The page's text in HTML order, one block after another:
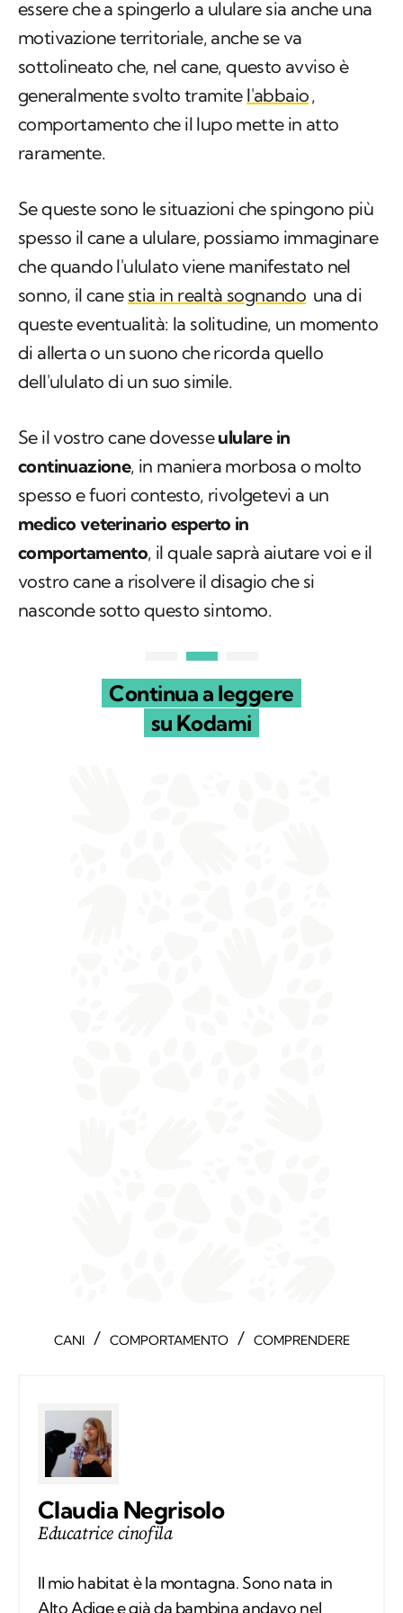
essere che a spingerlo a ululare sia anche una
motivazione territoriale, anche se va
sottolineato che, nel cane, questo avviso è
generalmente svolto tramite l'abbaio,
comportamento che il lupo mette in atto
raramente.
Se queste sono le situazioni che spingono più
spesso il cane a ululare, possiamo immaginare
che quando l'ululato viene manifestato nel
sonno, il cane stia in realtà sognando una di
queste eventualità: la solitudine, un momento
di allerta o un suono che ricorda quello
dell'ululato di un suo simile.
Se il vostro cane dovesseululare in
continuazione, in maniera morbosa o molto
spesso e fuori contesto, rivolgetevi a un
medico veterinario esperto in
comportamento, il quale saprà aiutare voi e il
vostro cane a risolvere il disagio che si
nasconde sotto questo sintomo.
Continua a leggere
su Kodami
CANI / COMPORTAMENTO / COMPRENDERE
Claudia Negrisolo
Educatrice cinofila
Il mio habitat è la montagna. Sono nata in
Alto Adige e già da bambina andavo nel